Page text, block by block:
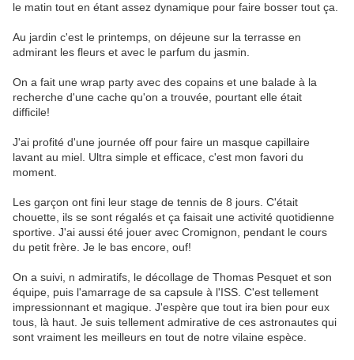
le matin tout en étant assez dynamique pour faire bosser tout ça.
Au jardin c'est le printemps, on déjeune sur la terrasse en
admirant les fleurs et avec le parfum du jasmin.
On a fait une wrap party avec des copains et une balade à la
recherche d'une cache qu'on a trouvée, pourtant elle était
difficile!
J'ai profité d'une journée off pour faire un masque capillaire
lavant au miel. Ultra simple et efficace, c'est mon favori du
moment.
Les garçon ont fini leur stage de tennis de 8 jours. C'était
chouette, ils se sont régalés et ça faisait une activité quotidienne
sportive. J'ai aussi été jouer avec Cromignon, pendant le cours
du petit frère. Je le bas encore, ouf!
On a suivi, n admiratifs, le décollage de Thomas Pesquet et son
équipe, puis l'amarrage de sa capsule à l'ISS. C'est tellement
impressionnant et magique. J'espère que tout ira bien pour eux
tous, là haut. Je suis tellement admirative de ces astronautes qui
sont vraiment les meilleurs en tout de notre vilaine espèce.